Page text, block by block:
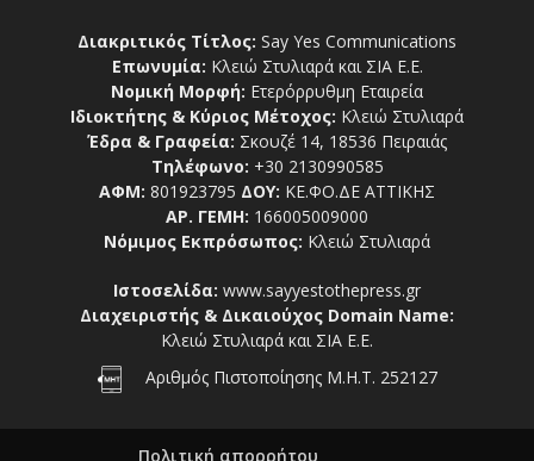
Διακριτικός Τίτλος: Say Yes Communications
Επωνυμία: Κλειώ Στυλιαρά και ΣΙΑ Ε.Ε.
Νομική Μορφή: Ετερόρρυθμη Εταιρεία
Ιδιοκτήτης & Κύριος Μέτοχος: Κλειώ Στυλιαρά
Έδρα & Γραφεία: Σκουζέ 14, 18536 Πειραιάς
Τηλέφωνο: +30 2130990585
ΑΦΜ: 801923795 ΔΟΥ: ΚΕ.ΦΟ.ΔΕ ΑΤΤΙΚΗΣ
ΑΡ. ΓΕΜΗ: 166005009000
Νόμιμος Εκπρόσωπος: Κλειώ Στυλιαρά
Ιστοσελίδα: www.sayyestothepress.gr
Διαχειριστής & Δικαιούχος Domain Name:
Κλειώ Στυλιαρά και ΣΙΑ Ε.Ε.
Αριθμός Πιστοποίησης Μ.Η.Τ. 252127
Πολιτική απορρήτου